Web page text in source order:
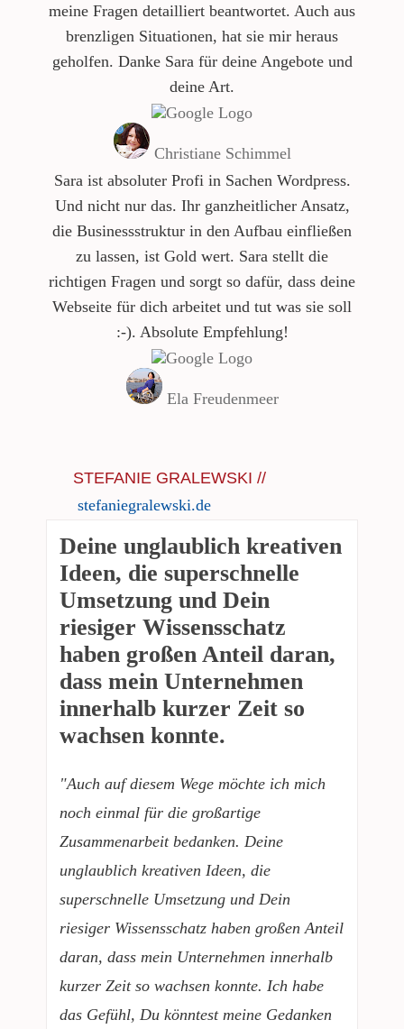
meine Fragen detailliert beantwortet. Auch aus
brenzligen Situationen, hat sie mir heraus
geholfen. Danke Sara für deine Angebote und
deine Art.
Christiane Schimmel
Sara ist absoluter Profi in Sachen Wordpress.
Und nicht nur das. Ihr ganzheitlicher Ansatz,
die Businessstruktur in den Aufbau einfließen
zu lassen, ist Gold wert. Sara stellt die
richtigen Fragen und sorgt so dafür, dass deine
Webseite für dich arbeitet und tut was sie soll
:-). Absolute Empfehlung!
Ela Freudenmeer
STEFANIE GRALEWSKI //
stefaniegralewski.de
Deine unglaublich kreativen
Ideen, die superschnelle
Umsetzung und Dein
riesiger Wissensschatz
haben großen Anteil daran,
dass mein Unternehmen
innerhalb kurzer Zeit so
wachsen konnte.
"Auch auf diesem Wege möchte ich mich
noch einmal für die großartige
Zusammenarbeit bedanken. Deine
unglaublich kreativen Ideen, die
superschnelle Umsetzung und Dein
riesiger Wissensschatz haben großen Anteil
daran, dass mein Unternehmen innerhalb
kurzer Zeit so wachsen konnte. Ich habe
das Gefühl, Du könntest meine Gedanken